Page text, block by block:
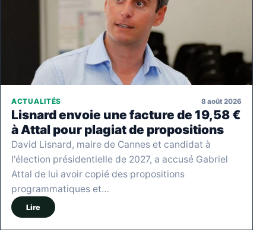
ACTUALITÉS 8 août 2026
Lisnard envoie une facture de 19,58 €
à Attal pour plagiat de propositions
David Lisnard, maire de Cannes et candidat à
l'élection présidentielle de 2027, a accusé Gabriel
Attal de lui avoir copié des propositions
programmatiques et…
Lire